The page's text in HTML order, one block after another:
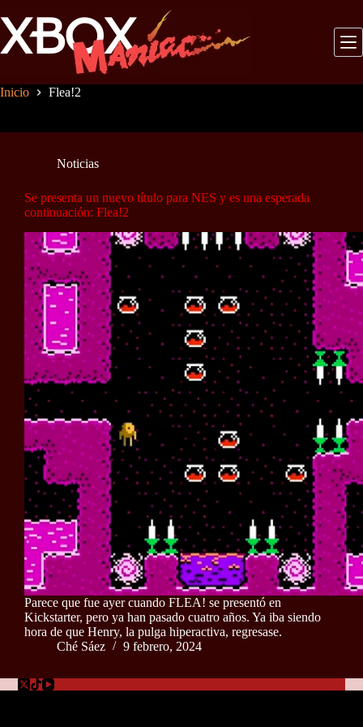
al
contenido
Inicio Flea!2
Noticias
Se presenta un nuevo título para NES y es una esperada
continuación: Flea!2
Parece que fue ayer cuando FLEA! se presentó en
Kickstarter, pero ya han pasado cuatro años. Ya iba siendo
hora de que Henry, la pulga hiperactiva, regresase.
Ché Sáez
9 febrero, 2024